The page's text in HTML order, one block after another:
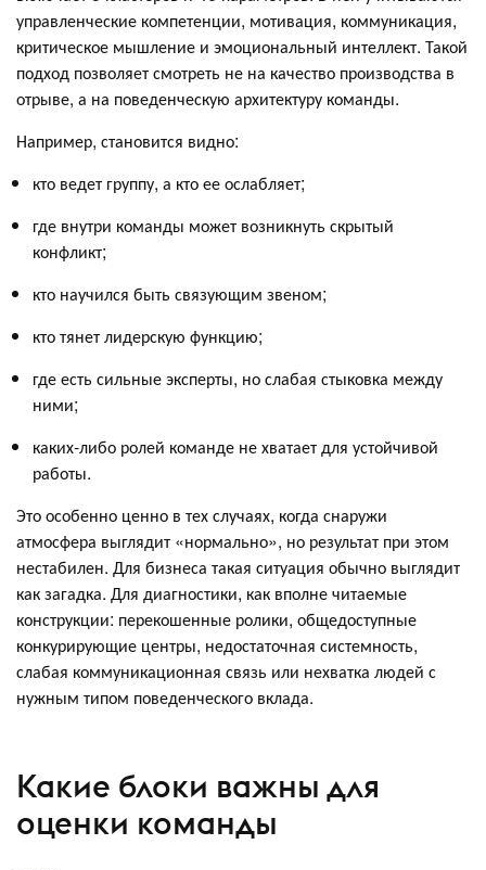
управленческие компетенции, мотивация, коммуникация,
критическое мышление и эмоциональный интеллект. Такой
подход позволяет смотреть не на качество производства в
отрыве, а на поведенческую архитектуру команды.
Например, становится видно:
кто ведет группу, а кто ее ослабляет;
где внутри команды может возникнуть скрытый
конфликт;
кто научился быть связующим звеном;
кто тянет лидерскую функцию;
где есть сильные эксперты, но слабая стыковка между
ними;
каких-либо ролей команде не хватает для устойчивой
работы.
Это особенно ценно в тех случаях, когда снаружи
атмосфера выглядит «нормально», но результат при этом
нестабилен. Для бизнеса такая ситуация обычно выглядит
как загадка. Для диагностики, как вполне читаемые
конструкции: перекошенные ролики, общедоступные
конкурирующие центры, недостаточная системность,
слабая коммуникационная связь или нехватка людей с
нужным типом поведенческого вклада.
Какие блоки важны для
оценки команды